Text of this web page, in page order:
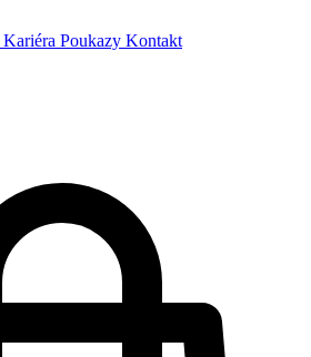
Kariéra Poukazy Kontakt